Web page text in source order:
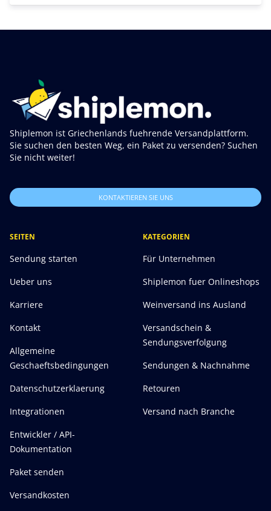
Shiplemon ist Griechenlands fuehrende Versandplattform.
Sie suchen den besten Weg, ein Paket zu versenden? Suchen
Sie nicht weiter!
KONTAKTIEREN SIE UNS
SEITEN
Sendung starten
Ueber uns
Karriere
Kontakt
Allgemeine
Geschaeftsbedingungen
Datenschutzerklaerung
Integrationen
Entwickler / API-
Dokumentation
Paket senden
Versandkosten
KATEGORIEN
Für Unternehmen
Shiplemon fuer Onlineshops
Weinversand ins Ausland
Versandschein &
Sendungsverfolgung
Sendungen & Nachnahme
Retouren
Versand nach Branche